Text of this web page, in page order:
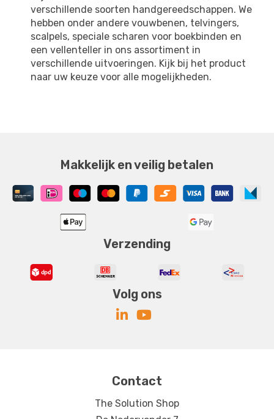
verschillende soorten handgereedschappen. We
hebben onder andere vouwbenen, telvingers,
scalpels, speciale scharen voor boekbinden en
een vellenteller in ons assortiment in
verschillende uitvoeringen. Kijk bij het product
naar uw keuze voor alle mogelijkheden.
Makkelijk en veilig betalen
Verzending
Volg ons
Contact
The Solution Shop